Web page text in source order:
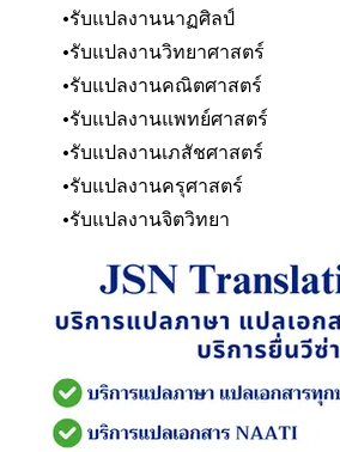
รับแปลงานนาฏศิลป์
รับแปลงานวิทยาศาสตร์
รับแปลงานคณิตศาสตร์
รับแปลงานแพทย์ศาสตร์
รับแปลงานเภสัชศาสตร์
รับแปลงานครุศาสตร์
รับแปลงานจิตวิทยา